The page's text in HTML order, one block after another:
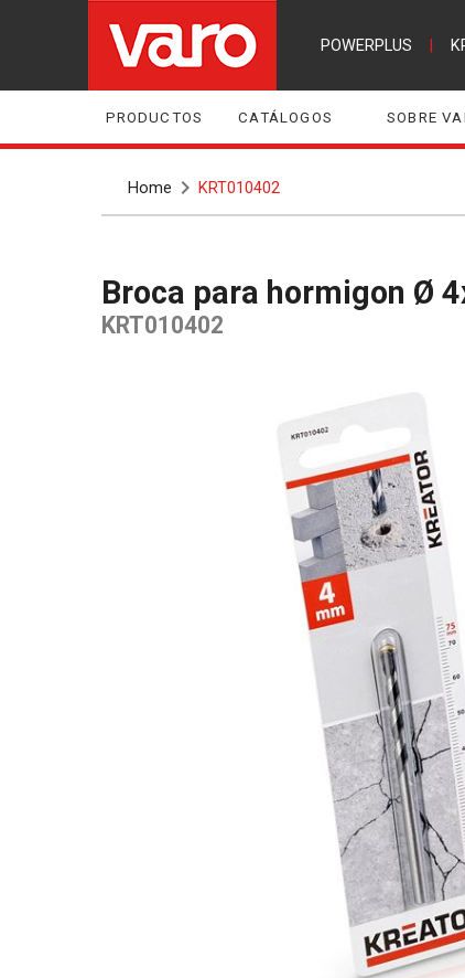
POWERPLUS
PRODUCTOS CATÁLOGOS SOBRE
Home KRT010402
Broca para hormigon Ø
KRT010402